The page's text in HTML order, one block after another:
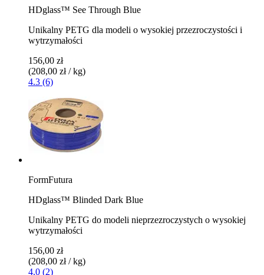
HDglass™ See Through Blue
Unikalny PETG dla modeli o wysokiej przezroczystości i
wytrzymałości
156,00 zł
(208,00 zł / kg)
4.3 (6)
FormFutura
HDglass™ Blinded Dark Blue
Unikalny PETG do modeli nieprzezroczystych o wysokiej
wytrzymałości
156,00 zł
(208,00 zł / kg)
4.0 (2)